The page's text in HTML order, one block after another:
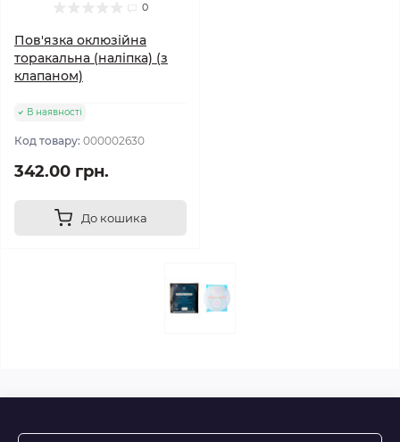
0
Пов'язка оклюзійна
торакальна (наліпка) (з
клапаном)
В наявності
Код товару: 000002630
342.00 грн.
До кошика